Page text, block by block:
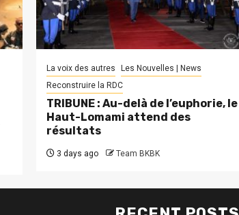
La voix des autres
Les Nouvelles | News
Reconstruire la RDC
TRIBUNE : Au-delà de l’euphorie, le
Haut-Lomami attend des
résultats
3 days ago Team BKBK